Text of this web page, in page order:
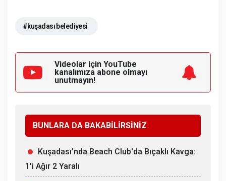
#kuşadası belediyesi
Videolar için YouTube
kanalımıza abone olmayı
unutmayın!
BUNLARA DA BAKABİLİRSİNİZ
Kuşadası'nda Beach Club'da Bıçaklı Kavga:
1'i Ağır 2 Yaralı